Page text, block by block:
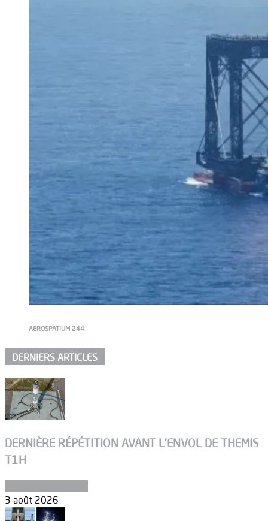
AEROSPATIUM 244
DERNIERS ARTICLES
DERNIÈRE RÉPÉTITION AVANT L’ENVOL DE THEMIS
T1H
3 août 2026